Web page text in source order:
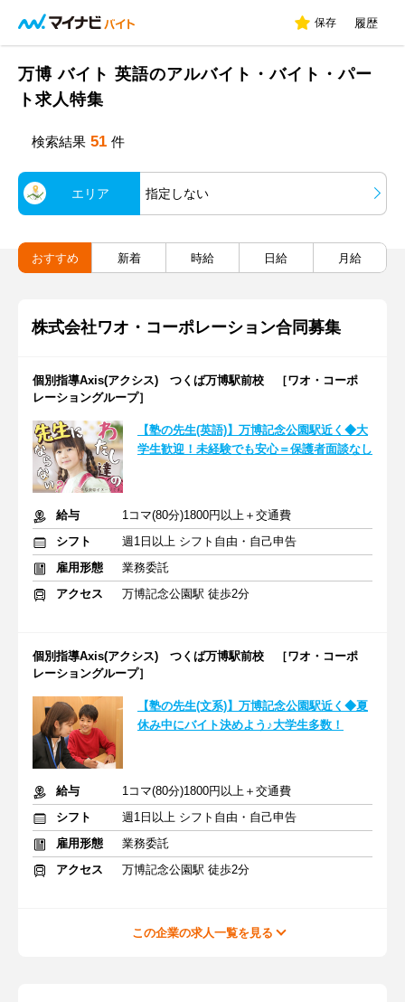
保存 履歴
万博 バイト 英語のアルバイト・バイト・パー
ト求人特集
検索結果 51 件
エリア 指定しない
おすすめ 新着 時給 日給 月給
株式会社ワオ・コーポレーション合同募集
個別指導Axis(アクシス) つくば万博駅前校 ［ワオ・コーポ
レーショングループ］
【塾の先生(英語)】万博記念公園駅近く◆大
学生歓迎！未経験でも安心＝保護者面談なし
給与
1コマ(80分)1800円以上＋交通費
シフト
週1日以上 シフト自由・自己申告
雇用形態
業務委託
アクセス
万博記念公園駅 徒歩2分
個別指導Axis(アクシス) つくば万博駅前校 ［ワオ・コーポ
レーショングループ］
【塾の先生(文系)】万博記念公園駅近く◆夏
休み中にバイト決めよう♪大学生多数！
給与
1コマ(80分)1800円以上＋交通費
シフト
週1日以上 シフト自由・自己申告
雇用形態
業務委託
アクセス
万博記念公園駅 徒歩2分
この企業の求人一覧を見る